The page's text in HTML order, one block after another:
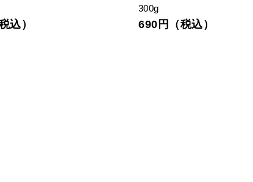
込）
300g
690円（税込）